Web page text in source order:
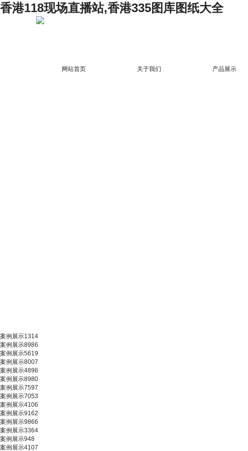
香港118现场直播站,香港335图库图纸大全
网站首页 关于我们 产品展示
案例展示1314
案例展示8986
案例展示5619
案例展示8007
案例展示4896
案例展示8980
案例展示7597
案例展示7053
案例展示4106
案例展示9162
案例展示9866
案例展示3364
案例展示948
案例展示4107